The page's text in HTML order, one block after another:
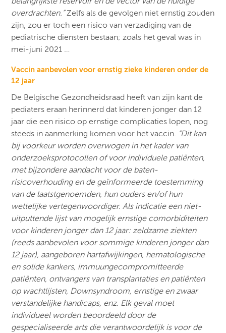
overdrachten.”Zelfs als de gevolgen niet ernstig zouden
zijn, zou er toch een risico van verzadiging van de
pediatrische diensten bestaan; zoals het geval was in
mei-juni 2021 …
Vaccin aanbevolen voor ernstig zieke kinderen onder de
12 jaar
De Belgische Gezondheidsraad heeft van zijn kant de
pediaters eraan herinnerd dat kinderen jonger dan 12
jaar die een risico op ernstige complicaties lopen, nog
steeds in aanmerking komen voor het vaccin. “Dit kan
bij voorkeur worden overwogen in het kader van
onderzoeksprotocollen of voor individuele patiënten,
met bijzondere aandacht voor de baten-
risicoverhouding en de geïnformeerde toestemming
van de laatstgenoemden, hun ouders en/of hun
wettelijke vertegenwoordiger. Als indicatie een niet-
uitputtende lijst van mogelijk ernstige comorbiditeiten
voor kinderen jonger dan 12 jaar: zeldzame ziekten
(reeds aanbevolen voor sommige kinderen jonger dan
12 jaar), aangeboren hartafwijkingen, hematologische
en solide kankers, immuungecompromitteerde
patiënten, ontvangers van transplantaties en patiënten
op wachtlijsten, Downsyndroom, ernstige en zwaar
verstandelijke handicaps, enz. Elk geval moet
individueel worden beoordeeld door de
gespecialiseerde arts die verantwoordelijk is voor de